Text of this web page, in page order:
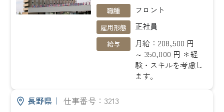
職種 フロント
雇用形態 正社員
給与
月給：208,500 円
～ 350,000 円 ＊経
験・スキルを考慮し
ます。
長野県｜ 仕事番号：3213